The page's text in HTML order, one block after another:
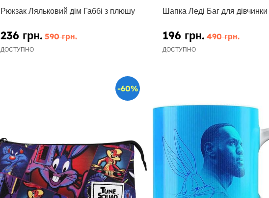
Рюкзак Ляльковий дім Габбі з плюшу
236 грн. 590 грн.
ДОСТУПНО
Шапка Леді Баг для дівчинки
196 грн. 490 грн.
ДОСТУПНО
-60%